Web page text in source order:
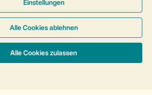
und Banner
Barrierefreiheit
© 2026 Landal GreenParks GmbH